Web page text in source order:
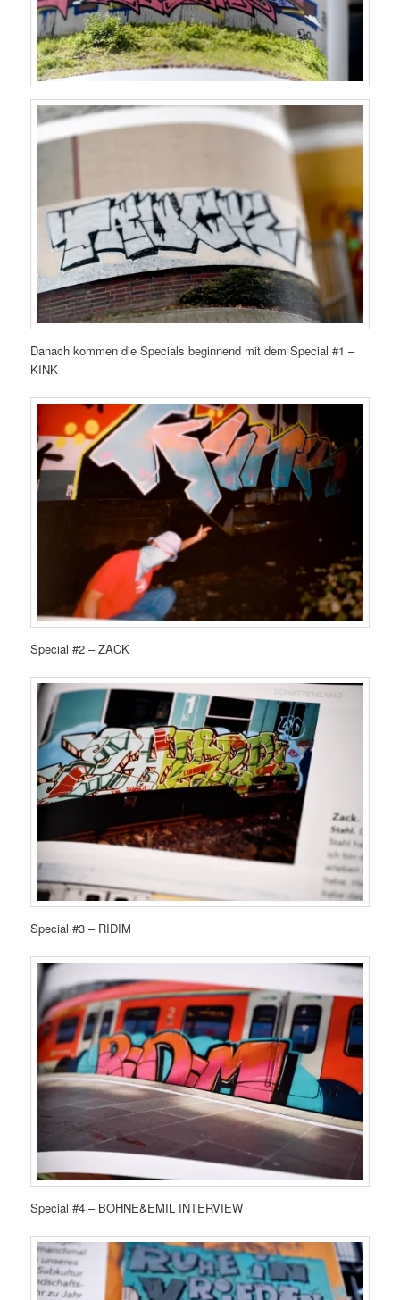
Danach kommen die Specials beginnend mit dem Special #1 –
KINK
Special #2 – ZACK
Special #3 – RIDIM
Special #4 – BOHNE&EMIL INTERVIEW